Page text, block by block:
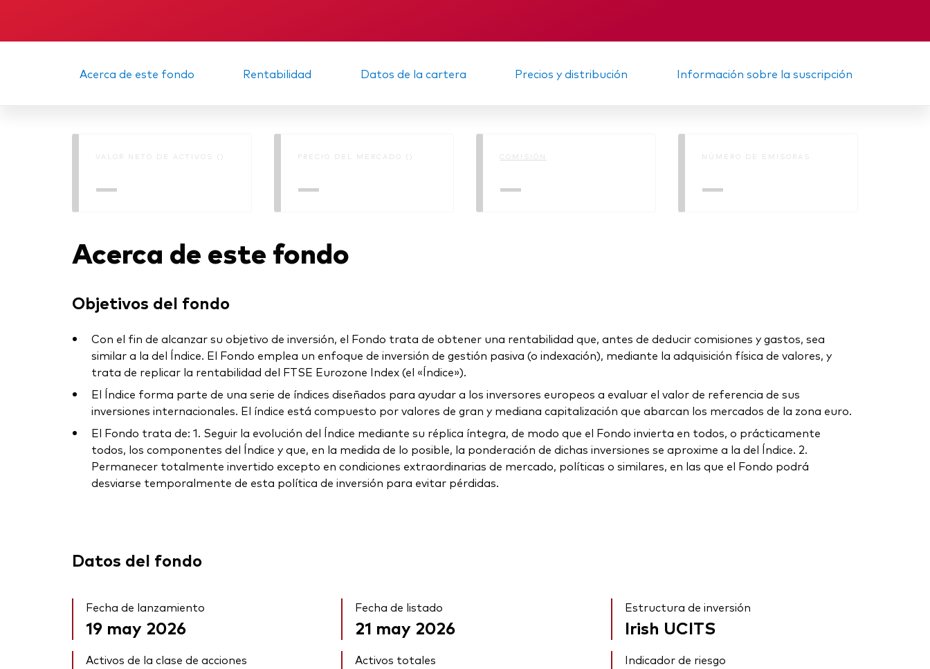
Acerca de este fondo Rentabilidad Datos de la cartera Precios y distribución Información sobre la suscripción
VALOR NETO DE ACTIVOS ()
—
PRECIO DEL MERCADO ()
—
COMISIÓN
—
NÚMERO DE EMISORAS
—
Acerca de este fondo
Objetivos del fondo
Con el fin de alcanzar su objetivo de inversión, el Fondo trata de obtener una rentabilidad que, antes de deducir comisiones y gastos, sea
similar a la del Índice. El Fondo emplea un enfoque de inversión de gestión pasiva (o indexación), mediante la adquisición física de valores, y
trata de replicar la rentabilidad del FTSE Eurozone Index (el «Índice»).
El Índice forma parte de una serie de índices diseñados para ayudar a los inversores europeos a evaluar el valor de referencia de sus
inversiones internacionales. El índice está compuesto por valores de gran y mediana capitalización que abarcan los mercados de la zona euro.
El Fondo trata de: 1. Seguir la evolución del Índice mediante su réplica íntegra, de modo que el Fondo invierta en todos, o prácticamente
todos, los componentes del Índice y que, en la medida de lo posible, la ponderación de dichas inversiones se aproxime a la del Índice. 2.
Permanecer totalmente invertido excepto en condiciones extraordinarias de mercado, políticas o similares, en las que el Fondo podrá
desviarse temporalmente de esta política de inversión para evitar pérdidas.
Datos del fondo
Fecha de lanzamiento
19 may 2026
Fecha de listado
21 may 2026
Estructura de inversión
Irish UCITS
Activos de la clase de acciones Activos totales Indicador de riesgo